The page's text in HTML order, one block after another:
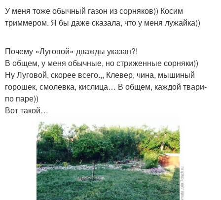
У меня тоже обычный газон из сорняков)) Косим
триммером. Я бы даже сказала, что у меня лужайка))
Почему «Луговой» дважды указан?!
В общем, у меня обычные, но стриженные сорняки))
Ну Луговой, скорее всего.,, Клевер, чина, мышиный
горошек, смолевка, кислица… В общем, каждой твари-
по паре))
Вот такой…